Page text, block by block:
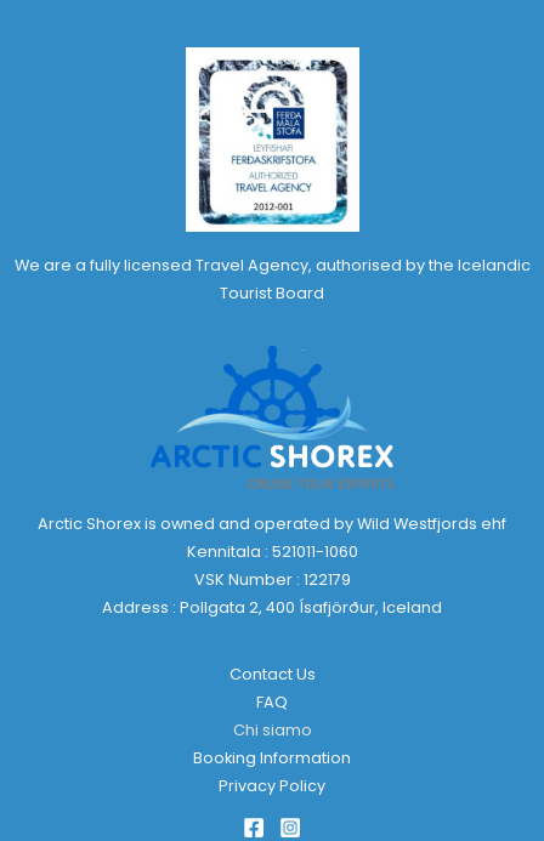
We are a fully licensed Travel Agency, authorised by the Icelandic
Tourist Board
Arctic Shorex is owned and operated by Wild Westfjords ehf
Kennitala : 521011-1060
VSK Number : 122179
Address : Pollgata 2, 400 Ísafjörður, Iceland
Contact Us
FAQ
Chi siamo
Booking Information
Privacy Policy